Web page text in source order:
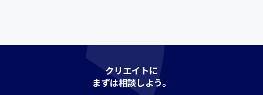
クリエイトに
まずは相談しよう。